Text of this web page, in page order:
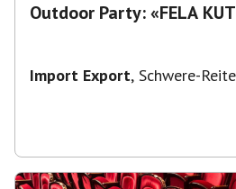
Outdoor Party: «FELA
Import Export, Schwere-